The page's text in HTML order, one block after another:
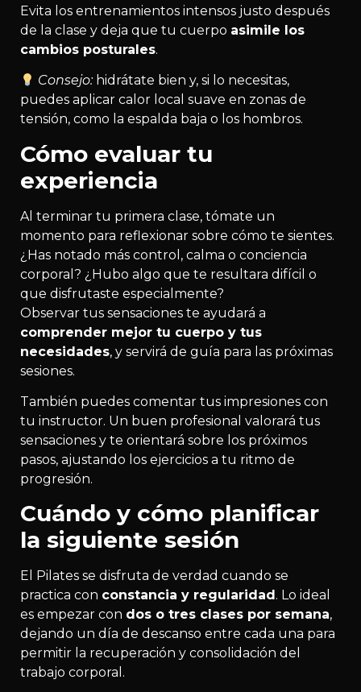
Evita los entrenamientos intensos justo después
de la clase y deja que tu cuerpo asimile los
cambios posturales.
Consejo:hidrátate bien y, si lo necesitas,
puedes aplicar calor local suave en zonas de
tensión, como la espalda baja o los hombros.
Cómo evaluar tu
experiencia
Al terminar tu primera clase, tómate un
momento para reflexionar sobre cómo te sientes.
¿Has notado más control, calma o conciencia
corporal? ¿Hubo algo que te resultara difícil o
que disfrutaste especialmente?
Observar tus sensaciones te ayudará a
comprender mejor tu cuerpo y tus
necesidades, y servirá de guía para las próximas
sesiones.
También puedes comentar tus impresiones con
tu instructor. Un buen profesional valorará tus
sensaciones y te orientará sobre los próximos
pasos, ajustando los ejercicios a tu ritmo de
progresión.
Cuándo y cómo planificar
la siguiente sesión
El Pilates se disfruta de verdad cuando se
practica con constancia y regularidad . Lo ideal
es empezar con dos o tres clases por semana,
dejando un día de descanso entre cada una para
permitir la recuperación y consolidación del
trabajo corporal.